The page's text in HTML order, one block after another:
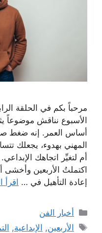
مرحباً بكم في الحلقة
الأسبوع نناقش موضوعاً
أساس العمر. إنه ضغط
المهني بهدوء، يجعلك
أم لتغيِّر اتجاهك
اكتملتُ الأربعين
إعادة التأهيل في … اقرأ
التصنيفات
أخبار الفن
الوسوم
الأربعين, الإبداعية,